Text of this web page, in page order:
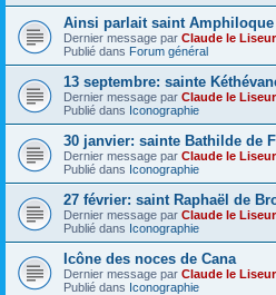
Ainsi parlait saint
Dernier message par Claude le Liseur
Publié dans Forum général
13 septembre: sainte
Dernier message par Claude le Liseur
Publié dans Iconographie
30 janvier: sainte Bathilde de
Dernier message par Claude le Liseur
Publié dans Iconographie
27 février: saint Raphaël de
Dernier message par Claude le Liseur
Publié dans Iconographie
Icône des noces de Cana
Dernier message par Claude le Liseur
Publié dans Iconographie